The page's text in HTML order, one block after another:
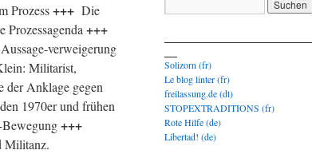
Prozess+++ Die
Prozessagenda +++
verweigerung
Militarist,
der Anklage gegen
1970er und frühen
+++
Militanz.
Solizorn (fr)
Le blog linter (fr)
freilassung.de (dt)
STOPEXTRADITIONS (fr)
Rote Hilfe (de)
Libertad! (de)